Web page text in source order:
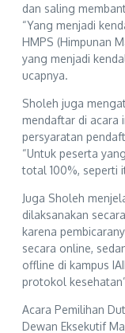
dan saling
“Yang menjadi
HMPS (Himpunan
yang menjadi
ucapnya.
Sholeh juga
mendaftar di acara
persyaratan
“Untuk peserta
total 100%, seperti
Juga Sholeh
dilaksanakan
karena
secara online,
offline di kampus
protokol
Acara Pemilihan
Dewan Eksekutif